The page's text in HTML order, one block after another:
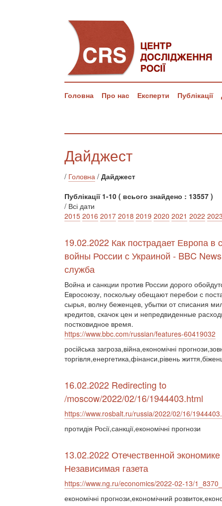
Головна Про нас Експерти Публікації
Дайджест
/ Головна / Дайджест
Публікації 1-10 ( всього знайдено : 13557 )
/ Всі дати
2015 2016 2017 2018 2019 2020 2021 2022
19.02.2022 Как пострадает Европа в
войны России с Украиной - BBC
служба
Война и санкции против России дорого
Евросоюзу, поскольку обещают перебои с
сырья, волну беженцев, убытки от списания
кредитов, скачок цен и непредвиденные
постковидное время.
https://www.bbc.com/russian/features-60419032
російська загроза,війна,економічні
торгівля,енергетика,фінанси,рівень
16.02.2022 Redirecting to
/moscow/2022/02/16/1944403.html
https://www.rosbalt.ru/russia/2022/02/16/
протидія Росії,санкції,економічні прогнози
13.02.2022 Отечественной
Независимая газета
https://www.ng.ru/economics/2022-02-13/
економічні прогнози,економічний